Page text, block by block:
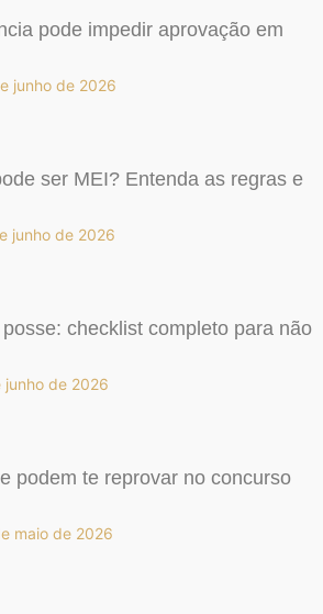
pode impedir aprovação em
junho de 2026
ser MEI? Entenda as regras e
junho de 2026
checklist completo para não
junho de 2026
podem te reprovar no concurso
maio de 2026